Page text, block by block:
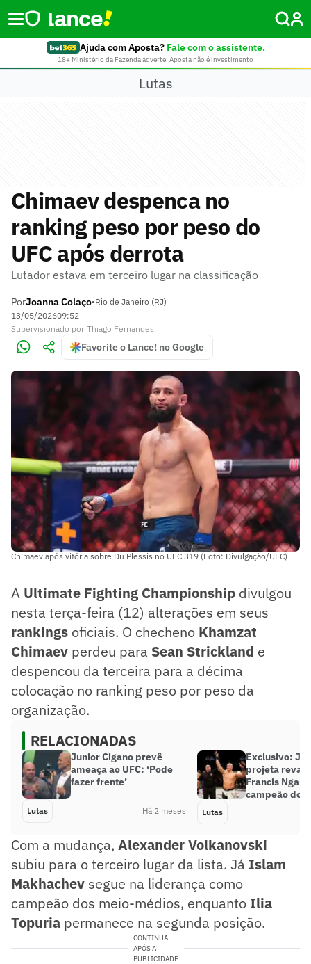
Ajuda com Aposta? Fale com o assistente.
18+ Ministério da Fazenda adverte: Aposta não é investimento
Lutas
Chimaev despenca no
ranking peso por peso do
UFC após derrota
Lutador estava em terceiro lugar na classificação
PorJoanna Colaço•Rio de Janeiro (RJ)
13/05/202609:52
Supervisionado por Thiago Fernandes
Favorite o Lance! no Google
Chimaev após vitória sobre Du Plessis no UFC 319 (Foto: Divulgação/UFC)
A Ultimate Fighting Championship divulgou
nesta terça-feira (12) alterações em seus
rankings oficiais. O checheno Khamzat
Chimaev perdeu para Sean Strickland e
despencou da terceira para a décima
colocação no ranking peso por peso da
organização.
RELACIONADAS
Junior Cigano prevê
ameaça ao UFC: ‘Pode
fazer frente’
Lutas Há 2 meses
Exclusivo:
projeta
Francis
campeão do
Lutas
Com a mudança, Alexander Volkanovski
subiu para o terceiro lugar da lista. Já Islam
Makhachev segue na liderança como
campeão dos meio-médios, enquanto Ilia
Topuria permanece na segunda posição.
CONTINUA
APÓS A
PUBLICIDADE